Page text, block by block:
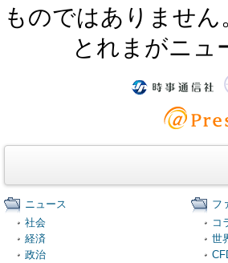
ものではありません
とれまがニュ
ニュース
社会
経済
政治
フ
コ
世